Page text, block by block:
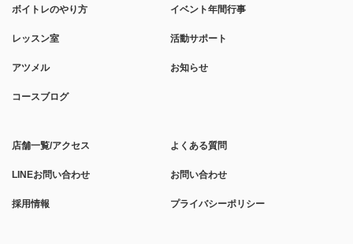
ボイトレのやり方 イベント年間行事
レッスン室 活動サポート
アツメル お知らせ
コースブログ
店舗一覧/アクセス よくある質問
LINEお問い合わせ お問い合わせ
採用情報 プライバシーポリシー